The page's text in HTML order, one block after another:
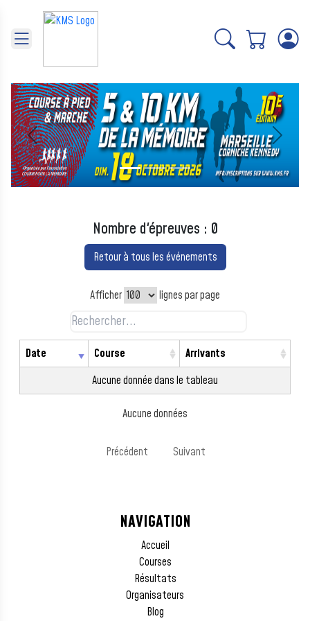
Précédent Suivant
Nombre d'épreuves : 0
Retour à tous les événements
Afficher lignes par page
Date Course
Arrivants
Aucune donnée dans le tableau
Aucune données
Précédent Suivant
NAVIGATION
Accueil
Courses
Résultats
Organisateurs
Blog
Panneau de gestion des cookies